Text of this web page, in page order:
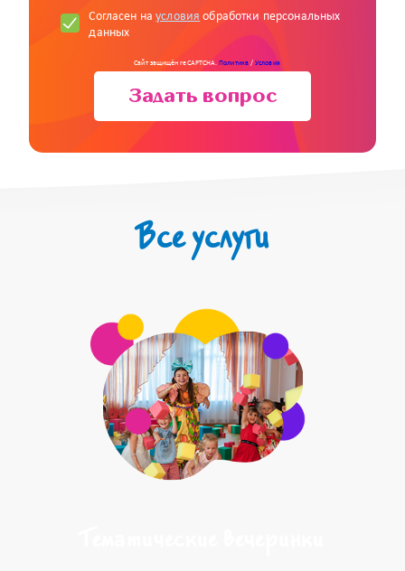
Согласен наусловия обработки персональных
данных
Сайт защищён reCAPTCHA.Политика/Условия
Задать вопрос
Все услуги